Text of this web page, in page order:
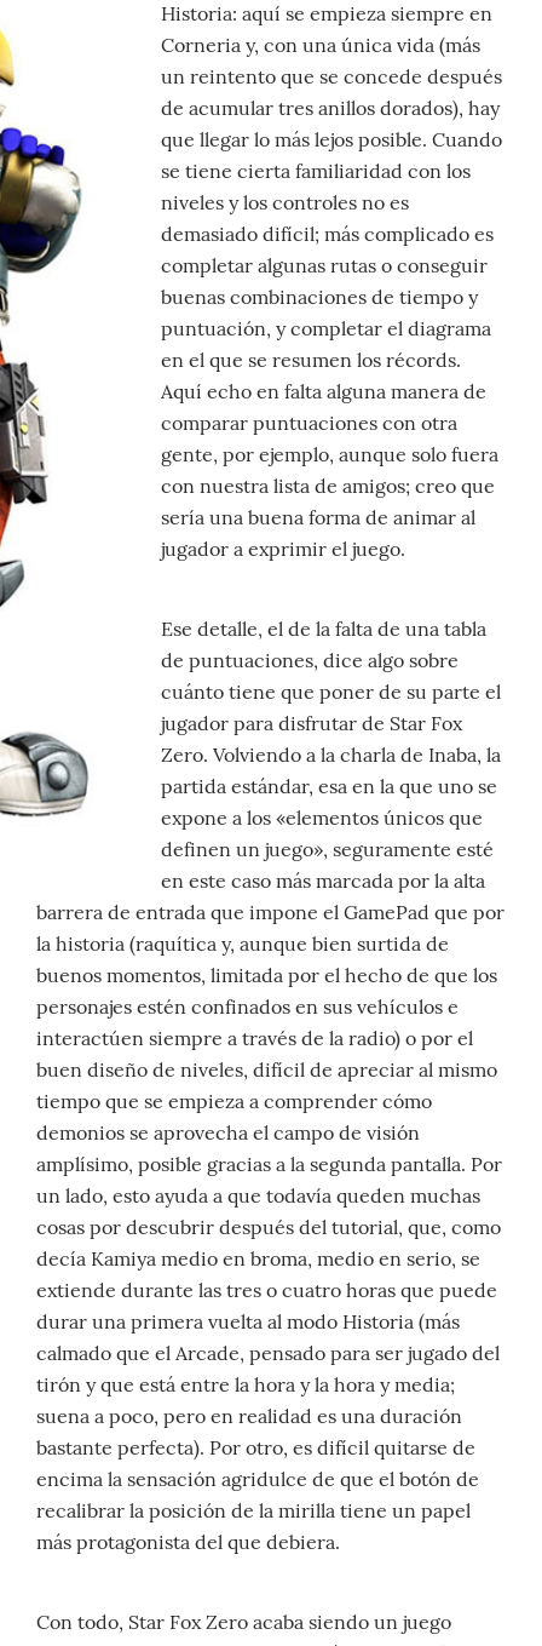
Historia: aquí se empieza siempre en
Corneria y, con una única vida (más
un reintento que se concede después
de acumular tres anillos dorados), hay
que llegar lo más lejos posible. Cuando
se tiene cierta familiaridad con los
niveles y los controles no es
demasiado difícil; más complicado es
completar algunas rutas o conseguir
buenas combinaciones de tiempo y
puntuación, y completar el diagrama
en el que se resumen los récords.
Aquí echo en falta alguna manera de
comparar puntuaciones con otra
gente, por ejemplo, aunque solo fuera
con nuestra lista de amigos; creo que
sería una buena forma de animar al
jugador a exprimir el juego.
Ese detalle, el de la falta de una tabla
de puntuaciones, dice algo sobre
cuánto tiene que poner de su parte el
jugador para disfrutar de Star Fox
Zero. Volviendo a la charla de Inaba, la
partida estándar, esa en la que uno se
expone a los «elementos únicos que
definen un juego», seguramente esté
en este caso más marcada por la alta
barrera de entrada que impone el GamePad que por
la historia (raquítica y, aunque bien surtida de
buenos momentos, limitada por el hecho de que los
personajes estén confinados en sus vehículos e
interactúen siempre a través de la radio) o por el
buen diseño de niveles, difícil de apreciar al mismo
tiempo que se empieza a comprender cómo
demonios se aprovecha el campo de visión
amplísimo, posible gracias a la segunda pantalla. Por
un lado, esto ayuda a que todavía queden muchas
cosas por descubrir después del tutorial, que, como
decía Kamiya medio en broma, medio en serio, se
extiende durante las tres o cuatro horas que puede
durar una primera vuelta al modo Historia (más
calmado que el Arcade, pensado para ser jugado del
tirón y que está entre la hora y la hora y media;
suena a poco, pero en realidad es una duración
bastante perfecta). Por otro, es difícil quitarse de
encima la sensación agridulce de que el botón de
recalibrar la posición de la mirilla tiene un papel
más protagonista del que debiera.
Con todo, Star Fox Zero acaba siendo un juego